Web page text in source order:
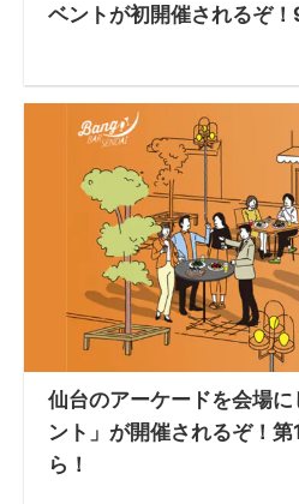
ベントが初開催されるぞ
仙台のアーケードを会場
ント」が開催されるぞ！
ら！